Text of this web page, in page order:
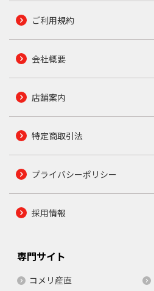
ご利用規約
会社概要
店舗案内
特定商取引法
プライバシーポリシー
採用情報
専門サイト
コメリ産直